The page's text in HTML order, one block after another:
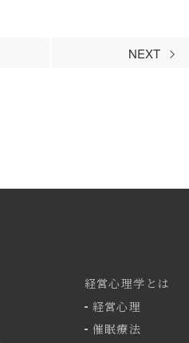
NEXT
経営心理学とは
経営心理
催眠療法